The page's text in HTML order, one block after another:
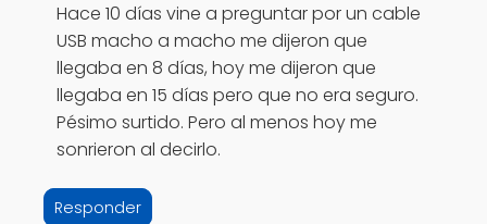
Hace 10 días vine a preguntar por un cable
USB macho a macho me dijeron que
llegaba en 8 días, hoy me dijeron que
llegaba en 15 días pero que no era seguro.
Pésimo surtido. Pero al menos hoy me
sonrieron al decirlo.
Responder